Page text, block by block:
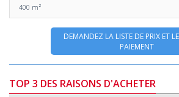
400 m²
DEMANDEZ LA LISTE DE PRIX ET
PAIEMENT
TOP 3 DES RAISONS D'ACHETER